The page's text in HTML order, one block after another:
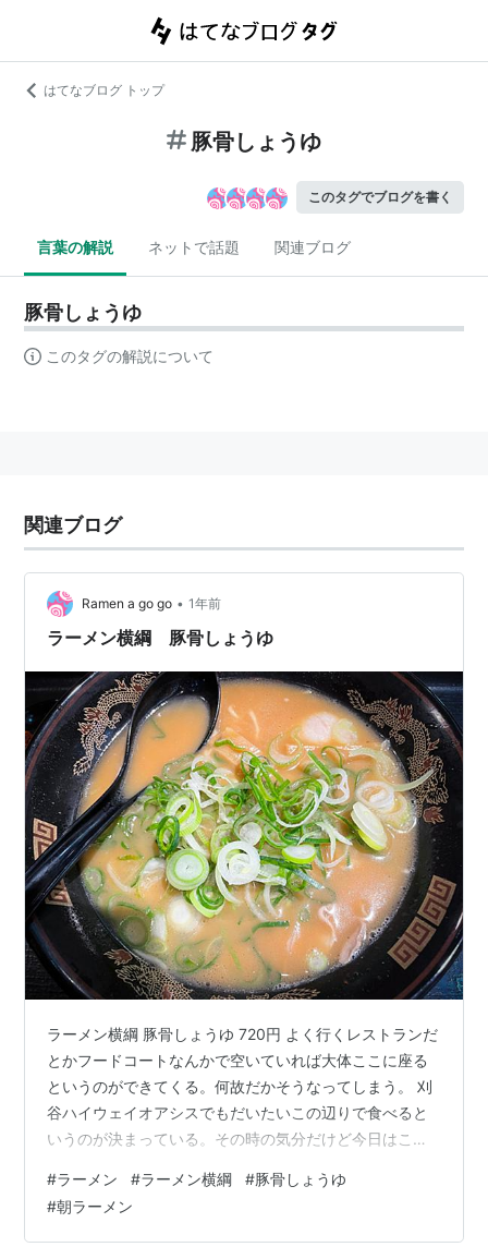
はてなブログ トップ
豚骨しょうゆ
このタグでブログを書く
言葉の解説 ネットで話題 関連ブログ
豚骨しょうゆ
このタグの解説について
関連ブログ
Ramen a go go • 1年前
ラーメン横綱 豚骨しょうゆ
ラーメン横綱 豚骨しょうゆ 720円 よく行くレストランだ
とかフードコートなんかで空いていれば大体ここに座る
というのができてくる。何故だかそうなってしまう。 刈
谷ハイウェイオアシスでもだいたいこの辺りで食べると
いうのが決まっている。その時の気分だけど今日はこっ
向が違うだけでもちょっとした気分転換になって面白
い。自分の普段の行動が思っている以上にルーティーン
化していると気が付く。 食べ終えてふと見上げてみると
#ラーメン #ラーメン横綱 #豚骨しょうゆ
#朝ラーメン